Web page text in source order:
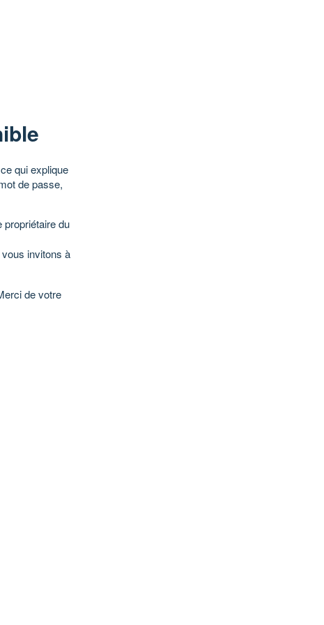
qui explique
de passe,
du
invitons à
de votre